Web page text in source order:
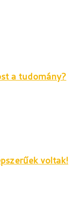
a tudomány?
voltak!